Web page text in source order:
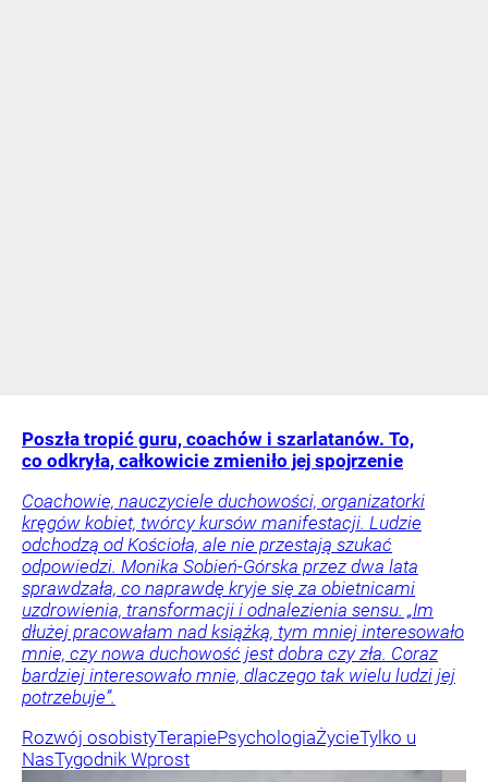
Poszła tropić guru, coachów i szarlatanów. To,
co odkryła, całkowicie zmieniło jej spojrzenie
Coachowie, nauczyciele duchowości, organizatorki
kręgów kobiet, twórcy kursów manifestacji. Ludzie
odchodzą od Kościoła, ale nie przestają szukać
odpowiedzi. Monika Sobień-Górska przez dwa lata
sprawdzała, co naprawdę kryje się za obietnicami
uzdrowienia, transformacji i odnalezienia sensu. „Im
dłużej pracowałam nad książką, tym mniej interesowało
mnie, czy nowa duchowość jest dobra czy zła. Coraz
bardziej interesowało mnie, dlaczego tak wielu ludzi jej
potrzebuje”.
Rozwój osobistyTerapiePsychologiaŻycieTylko u
NasTygodnik Wprost